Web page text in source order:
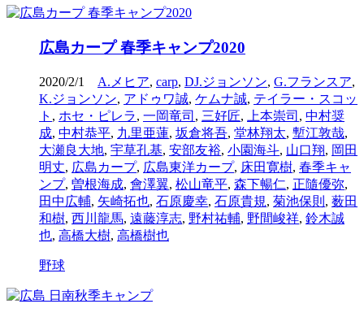
広島カープ 春季キャンプ2020
2020/2/1 A.メヒア, carp, DJ.ジョンソン, G.フランスア,
K.ジョンソン, アドゥワ誠, ケムナ誠, テイラー・スコッ
ト , ホセ・ピレラ, 一岡竜司 , 三好匠, 上本崇司 , 中村奨
成, 中村恭平, 九里亜蓮, 坂倉将吾, 堂林翔太, 塹江敦哉,
大瀬良大地, 宇草孔基, 安部友裕, 小園海斗, 山口翔, 岡田
明丈, 広島カープ, 広島東洋カープ, 床田寛樹, 春季キャ
ンプ, 曽根海成, 會澤翼, 松山竜平, 森下暢仁, 正隨優弥,
田中広輔, 矢崎拓也, 石原慶幸, 石原貴規, 菊池保則 , 薮田
和樹, 西川龍馬, 遠藤淳志, 野村祐輔, 野間峻祥, 鈴木誠
也, 高橋大樹, 高橋樹也
野球